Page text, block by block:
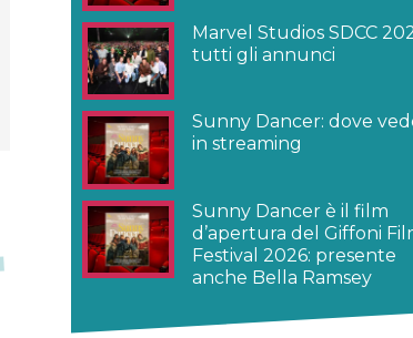
Marvel Studios SDCC
tutti gli annunci
Sunny Dancer: dove
in streaming
Sunny Dancer è il film
d’apertura del Giffoni
Festival 2026: presente
anche Bella Ramsey